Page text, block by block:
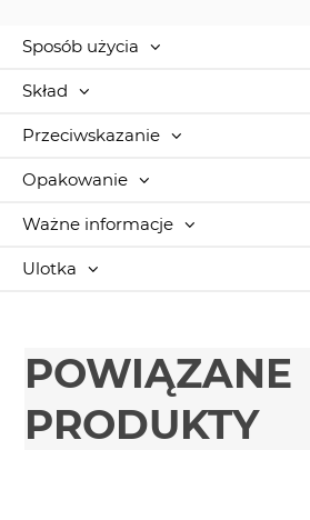
Sposób użycia
Skład
Przeciwskazanie
Opakowanie
Ważne informacje
Ulotka
POWIĄZANE
PRODUKTY